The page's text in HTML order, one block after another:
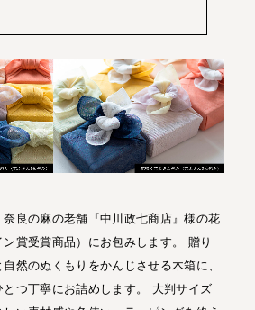
良の麻の老舗『中川政七商店』様の花
賞受賞商品）にお包みします。
贈り
然のぬくもりをかんじさせる木箱に、
つ丁寧にお詰めします。
大判サイズ